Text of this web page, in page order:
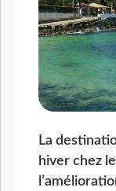
La
hiver chez